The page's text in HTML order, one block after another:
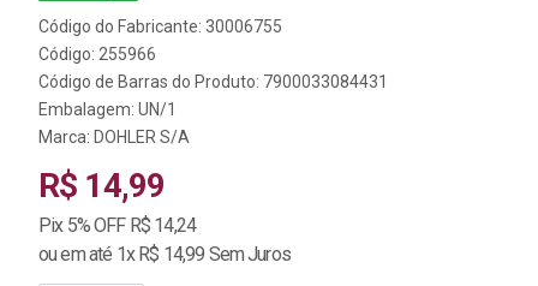
Código do Fabricante: 30006755
Código: 255966
Código de Barras do Produto: 7900033084431
Embalagem: UN/1
Marca: DOHLER S/A
R$ 14,99
Pix 5% OFF R$ 14,24
ou em até 1x R$ 14,99 Sem Juros